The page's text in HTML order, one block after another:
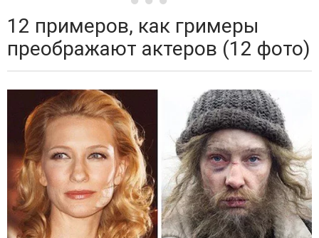
12 примеров, как гримеры
преображают актеров (12 фото)